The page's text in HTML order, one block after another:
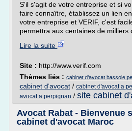
S'il s'agit de votre entreprise et si
faire connaître, établissez un lien
votre entreprise et VERIF, c'est
permettra aux centaines de milliers
Lire la suite
Site : http://www.verif.com
Thèmes liés : cabinet d'avocat bassole
cabinet d'avocat / cabinet d'avocat a
avocat a perpignan / site cabinet
Avocat Rabat - Bienvenue
cabinet d'avocat Maroc